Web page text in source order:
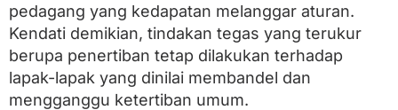
d
i
T
o
t
pedagang yang kedapatan melanggar aturan.
Kendati demikian, tindakan tegas yang terukur
berupa penertiban tetap dilakukan terhadap
lapak-lapak yang dinilai membandel dan
mengganggu ketertiban umum.